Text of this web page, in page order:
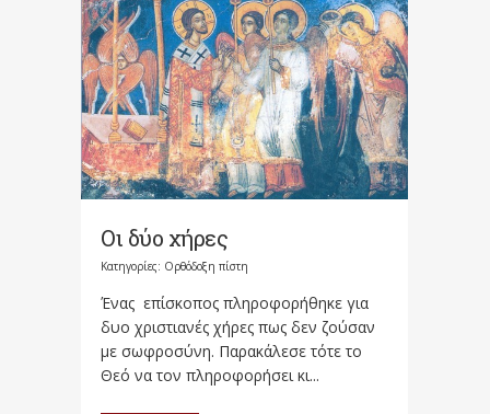
Οι δύο χήρες
Κατηγορίες: Ορθόδοξη πίστη
Ένας επίσκοπος πληροφορήθηκε για
δυο χριστιανές χήρες πως δεν ζούσαν
με σωφροσύνη. Παρακάλεσε τότε το
Θεό να τον πληροφορήσει κι...